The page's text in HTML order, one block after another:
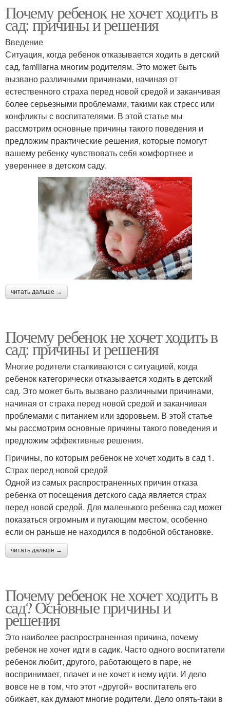
Почему ребенок не хочет ходить в
сад: причины и решения
Введение
Ситуация, когда ребенок отказывается ходить в детский
сад, familiarна многим родителям. Это может быть
вызвано различными причинами, начиная от
естественного страха перед новой средой и заканчивая
более серьезными проблемами, такими как стресс или
конфликты с воспитателями. В этой статье мы
рассмотрим основные причины такого поведения и
предложим практические решения, которые помогут
вашему ребенку чувствовать себя комфортнее и
увереннее в детском саду.
читать дальше →
Почему ребенок не хочет ходить в
сад: причины и решения
Многие родители сталкиваются с ситуацией, когда
ребенок категорически отказывается ходить в детский
сад. Это может быть вызвано различными причинами,
начиная от страха перед новой средой и заканчивая
проблемами с питанием или здоровьем. В этой статье
мы рассмотрим основные причины такого поведения и
предложим эффективные решения.
Причины, по которым ребенок не хочет ходить в сад 1.
Страх перед новой средой
Одной из самых распространенных причин отказа
ребенка от посещения детского сада является страх
перед новой средой. Для маленького ребенка сад может
показаться огромным и пугающим местом, особенно
если он раньше не находился в подобной обстановке.
читать дальше →
Почему ребенок не хочет ходить в
сад? Основные причины и
решения
Это наиболее распространенная причина, почему
ребенок не хочет идти в садик. Часто одного воспитатели
ребенок любит, другого, работающего в паре, не
воспринимает, плачет и не хочет к нему идти. И дело
вовсе не в том, что этот «другой» воспитатель его
обижает, как думают многие родители. Дело опять-таки в